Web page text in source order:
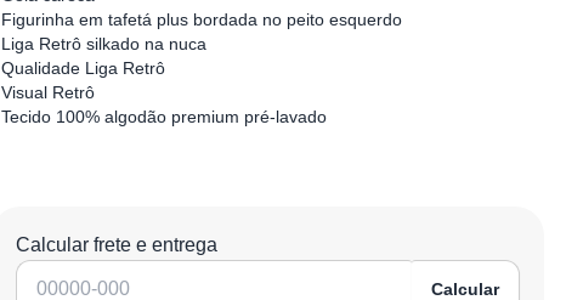
Figurinha em tafetá plus bordada no peito esquerdo
Liga Retrô silkado na nuca
Qualidade Liga Retrô
Visual Retrô
Tecido 100% algodão premium pré-lavado
Calcular frete e entrega
Calcular